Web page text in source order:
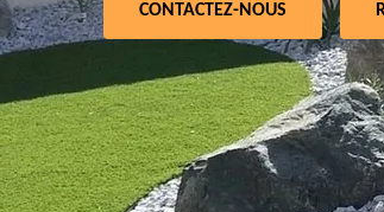
CONTACTEZ-NOUS